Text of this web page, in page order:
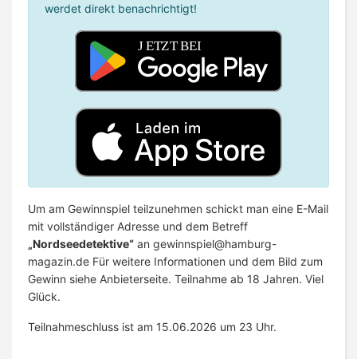
werdet direkt benachrichtigt!
Um am Gewinnspiel teilzunehmen schickt man eine E-Mail
mit vollständiger Adresse und dem Betreff
„Nordseedetektive“ an gewinnspiel@hamburg-
magazin.de Für weitere Informationen und dem Bild zum
Gewinn siehe Anbieterseite. Teilnahme ab 18 Jahren. Viel
Glück.
Teilnahmeschluss ist am 15.06.2026 um 23 Uhr.